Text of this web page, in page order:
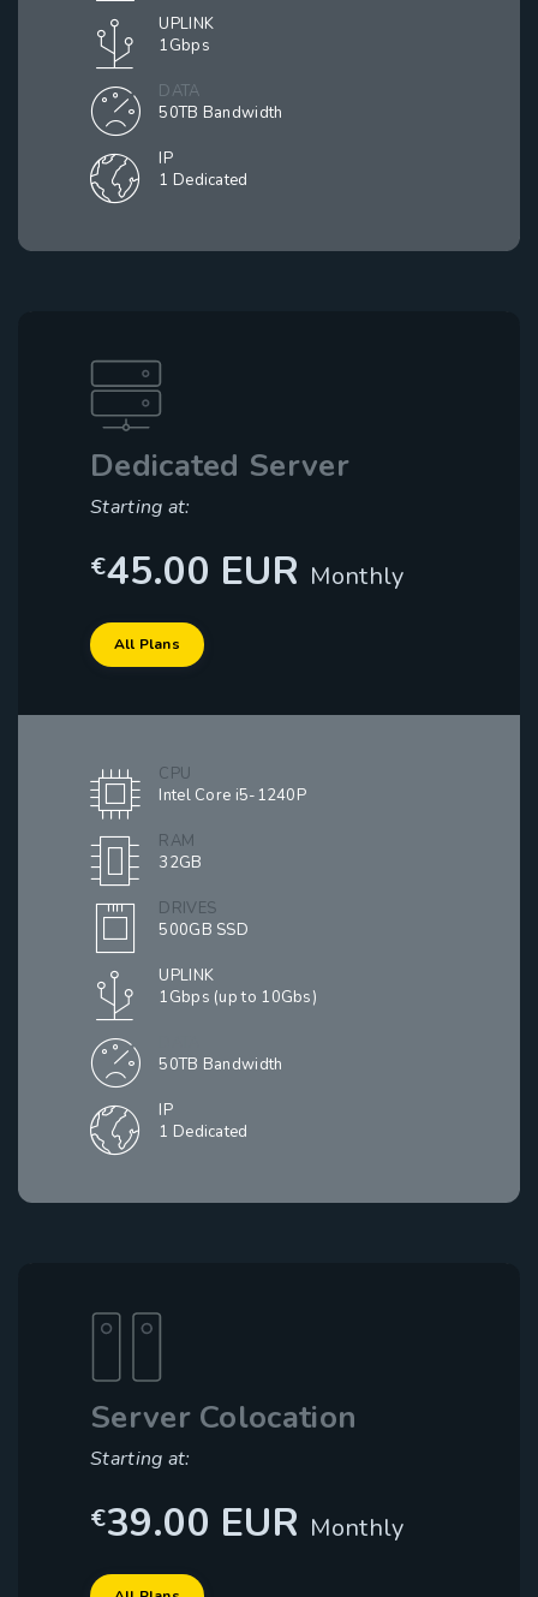
UPLINK
1Gbps
DATA
50TB Bandwidth
IP
1 Dedicated
Dedicated Server
Starting at:
€45.00 EUR Monthly
All Plans
CPU
Intel Core i5-1240P
RAM
32GB
DRIVES
500GB SSD
UPLINK
1Gbps (up to 10Gbs)
50TB Bandwidth
IP
1 Dedicated
Server Colocation
Starting at:
€39.00 EUR Monthly